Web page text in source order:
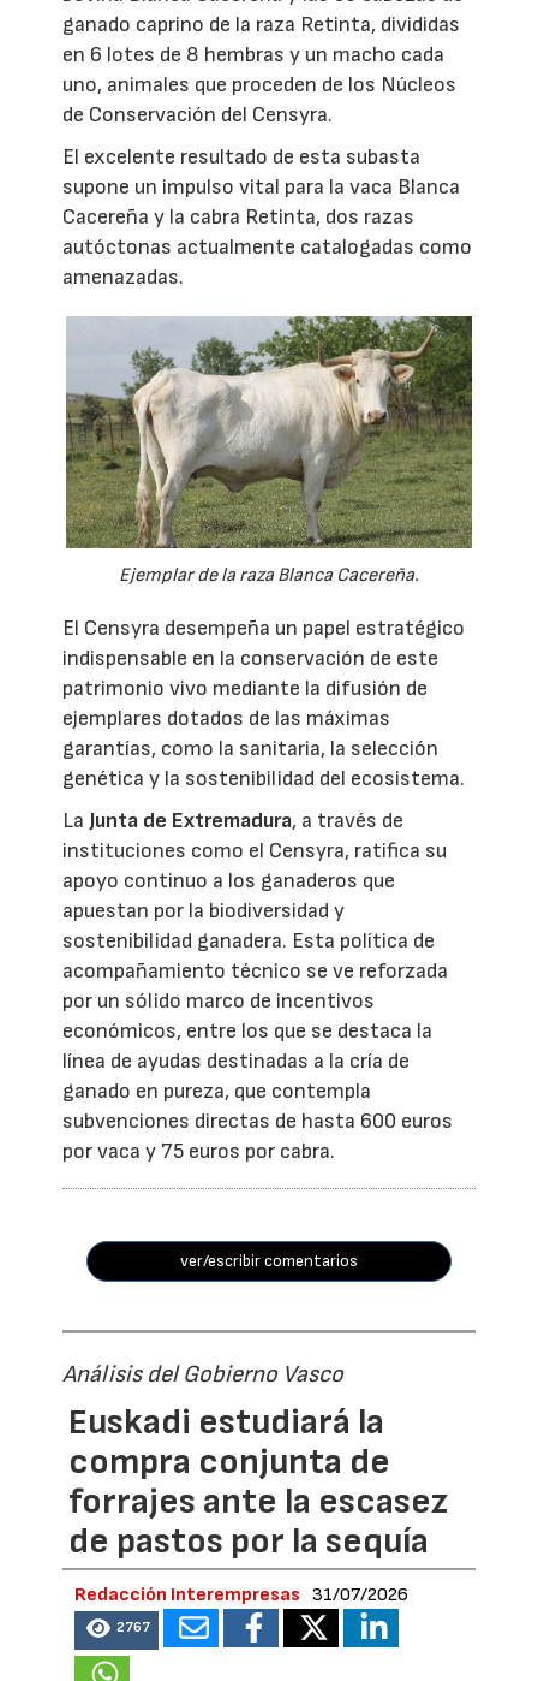
ganado caprino de la raza Retinta, divididas
en 6 lotes de 8 hembras y un macho cada
uno, animales que proceden de los Núcleos
de Conservación del Censyra.
El excelente resultado de esta subasta
supone un impulso vital para la vaca Blanca
Cacereña y la cabra Retinta, dos razas
autóctonas actualmente catalogadas como
amenazadas.
Ejemplar de la raza Blanca Cacereña.
El Censyra desempeña un papel estratégico
indispensable en la conservación de este
patrimonio vivo mediante la difusión de
ejemplares dotados de las máximas
garantías, como la sanitaria, la selección
genética y la sostenibilidad del ecosistema.
La Junta de Extremadura, a través de
instituciones como el Censyra, ratifica su
apoyo continuo a los ganaderos que
apuestan por la biodiversidad y
sostenibilidad ganadera. Esta política de
acompañamiento técnico se ve reforzada
por un sólido marco de incentivos
económicos, entre los que se destaca la
línea de ayudas destinadas a la cría de
ganado en pureza, que contempla
subvenciones directas de hasta 600 euros
por vaca y 75 euros por cabra.
ver/escribir comentarios
Análisis del Gobierno Vasco
Euskadi estudiará la
compra conjunta de
forrajes ante la escasez
de pastos por la sequía
Redacción Interempresas 31/07/2026
2767